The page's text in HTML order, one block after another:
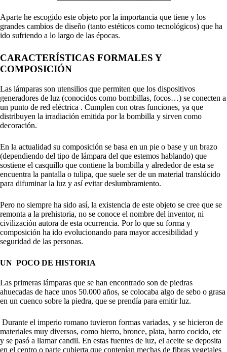
Aparte he escogido este objeto por la importancia que tiene y los
grandes cambios de diseño (tanto estéticos como tecnológicos) que ha
ido sufriendo a lo largo de las épocas.
CARACTERÍSTICAS FORMALES Y
COMPOSICIÓN
Las lámparas son utensilios que permiten que los dispositivos
generadores de luz (conocidos como bombillas, focos…) se conecten a
un punto de red eléctrica . Cumplen con otras funciones, ya que
distribuyen la irradiación emitida por la bombilla y sirven como
decoración.
En la actualidad su composición se basa en un pie o base y un brazo
(dependiendo del tipo de lámpara del que estemos hablando) que
sostiene el casquillo que contiene la bombilla y alrededor de esta se
encuentra la pantalla o tulipa, que suele ser de un material translúcido
para difuminar la luz y así evitar deslumbramiento.
Pero no siempre ha sido así, la existencia de este objeto se cree que se
remonta a la prehistoria, no se conoce el nombre del inventor, ni
civilización autora de esta ocurrencia. Por lo que su forma y
composición ha ido evolucionando para mayor accesibilidad y
seguridad de las personas.
UN POCO DE HISTORIA
Las primeras lámparas que se han encontrado son de piedras
ahuecadas de hace unos 50.000 años, se colocaba algo de sebo o grasa
en un cuenco sobre la piedra, que se prendía para emitir luz.
Durante el imperio romano tuvieron formas variadas, y se hicieron de
materiales muy diversos, como hierro, bronce, plata, barro cocido, etc
y se pasó a llamar candil. En estas fuentes de luz, el aceite se deposita
en el centro o parte cubierta que contenían mechas de fibras vegetales